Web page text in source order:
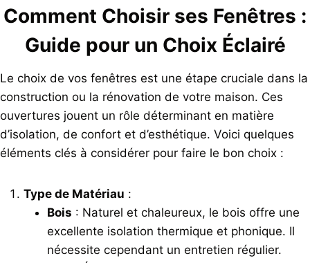
Comment Choisir ses Fenêtres :
Guide pour un Choix Éclairé
Le choix de vos fenêtres est une étape cruciale dans la
construction ou la rénovation de votre maison. Ces
ouvertures jouent un rôle déterminant en matière
d’isolation, de confort et d’esthétique. Voici quelques
éléments clés à considérer pour faire le bon choix :
Type de Matériau :
Bois : Naturel et chaleureux, le bois offre une
excellente isolation thermique et phonique. Il
nécessite cependant un entretien régulier.